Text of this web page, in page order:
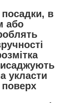
посадки, в
або
укласти
поверх